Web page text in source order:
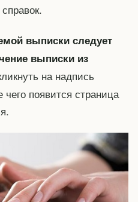
выписки следует
выписки из
на надпись
появится страница